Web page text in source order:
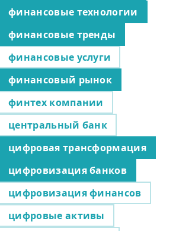
финансовые технологии
финансовые тренды
финансовые услуги
финансовый рынок
финтех компании
центральный банк
цифровая трансформация
цифровизация банков
цифровизация финансов
цифровые активы